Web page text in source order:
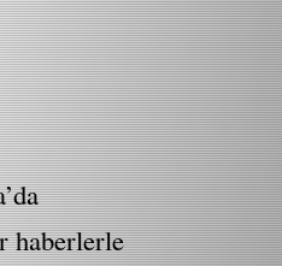
haberlerle